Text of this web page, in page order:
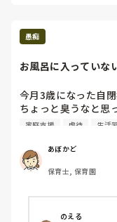
てみてその美味し
子どもの頃嫌いだ
口で終わる様に盛
もらいます。
食事は楽しんでし
愚痴
お風呂に入っていな
今月3歳になった自
ちょっと臭うなと思
う。おそらくお風呂
っきりでその子を見
て、、マスクもこま
トで何度も拭きま
家庭支援 虐待 生活
あぼかど
保育士, 保育園
のえる